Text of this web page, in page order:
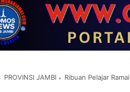
PROVINSI JAMBI Ribuan Pelajar Ramaikan